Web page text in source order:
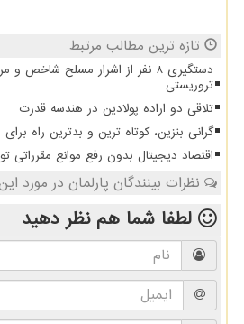
تازه ترین مطالب مرتبط
دستگیری 8 نفر از اشرار مسلح
تروریستی
تلاقی دو اراده پولادین در هندسه قدرت
گرانی بنزین، کوتاه ترین و بدترین راه
اقتصاد دیجیتال بدون رفع موانع مقرراتی
نظرات بینندگان پارلمان در مورد
لطفا شما همنظر دهید